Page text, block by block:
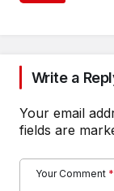
Write a
Your email
fields are
Your Comment *